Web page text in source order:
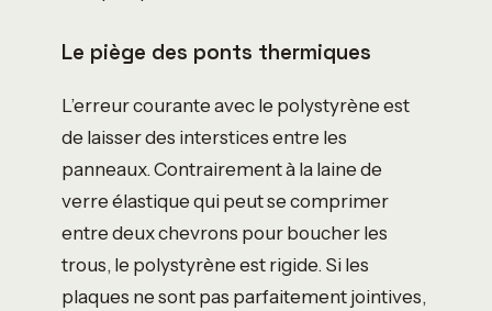
Le piège des ponts thermiques
L’erreur courante avec le polystyrène est
de laisser des interstices entre les
panneaux. Contrairement à la laine de
verre élastique qui peut se comprimer
entre deux chevrons pour boucher les
trous, le polystyrène est rigide. Si les
plaques ne sont pas parfaitement jointives,